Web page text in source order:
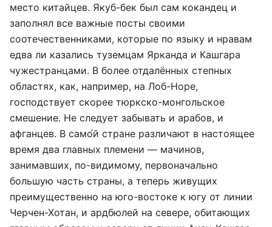
место китайцев. Якуб-бек был сам кокандец и
заполнял все важные посты своими
соотечественниками, которые по языку и нравам
едва ли казались туземцам Ярканда и Кашгара
чужестранцами. В более отдалённых степных
областях, как, например, на Лоб-Норе,
господствует скорее тюркско-монгольское
смешение. Не следует забывать и арабов, и
афганцев. В само́й стране различают в настоящее
время два главных племени — мачинов,
занимавших, по-видимому, первоначально
большую часть страны, а теперь живущих
преимущественно на юго-востоке к югу от линии
Черчен-Хотан, и ардбюлей на севере, обитающих